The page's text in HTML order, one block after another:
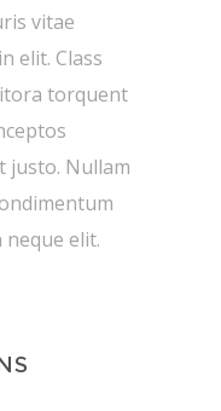
vitae
elit. Class
torquent
justo. Nullam
neque elit.